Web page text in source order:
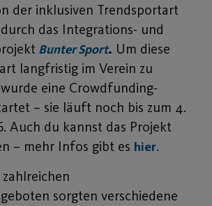
der inklusiven Trendsportart
durch das Integrations- und
Bunter Sport. Um diese
langfristig im Verein zu
eine Crowdfunding-
– sie läuft noch bis zum 4.
Auch du kannst das Projekt
– mehr Infos gibt es hier.
sorgten verschiedene